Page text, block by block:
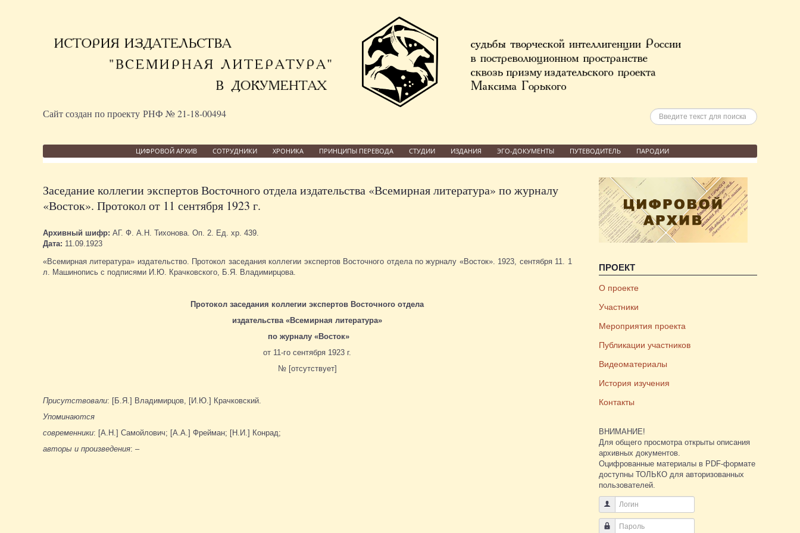
Сайт создан по проекту РНФ № 21-18-00494 Искать
ЦИФРОВОЙ АРХИВ СОТРУДНИКИ ХРОНИКА ПРИНЦИПЫ ПЕРЕВОДА СТУДИИ ИЗДАНИЯ ЭГО-ДОКУМЕНТЫ ПУТЕВОДИТЕЛЬ ПАРОДИИ
Заседание коллегии экспертов Восточного отдела издательства «Всемирная литература» по журналу
«Восток». Протокол от 11 сентября 1923 г.
Архивный шифр: АГ. Ф. А.Н. Тихонова. Оп. 2. Ед. хр. 439.
Дата: 11.09.1923
«Всемирная литература» издательство. Протокол заседания коллегии экспертов Восточного отдела по журналу «Восток». 1923, сентября 11. 1
л. Машинопись с подписями И.Ю. Крачковского, Б.Я. Владимирцова.
Протокол заседания коллегии экспертов Восточного отдела
издательства «Всемирная литература»
по журналу «Восток»
от 11-го сентября 1923 г.
№ [отсутствует]
Присутствовали: [Б.Я.] Владимирцов, [И.Ю.] Крачковский.
Упоминаются
современники: [А.Н.] Самойлович; [А.А.] Фрейман; [Н.И.] Конрад;
авторы и произведения: –
ПРОЕКТ
О проекте
Участники
Мероприятия проекта
Публикации участников
Видеоматериалы
История изучения
Контакты
ВНИМАНИЕ!
Для общего просмотра открыты описания
архивных документов.
Оцифрованные материалы в PDF-формате
доступны ТОЛЬКО для авторизованных
пользователей.
Логин